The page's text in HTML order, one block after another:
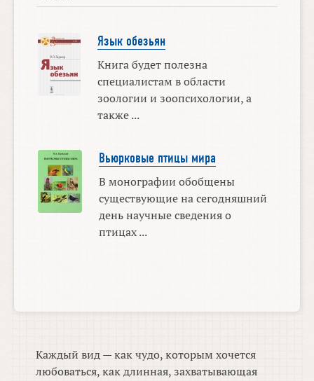
Язык обезьян
Книга будет полезна
специалистам в области
зоологии и зоопсихологии, а
также ...
Вьюрковые птицы мира
В монографии обобщены
существующие на сегодняшний
день научные сведения о
птицах ...
Каждый вид — как чудо, которым хочется
любоваться, как длинная, захватывающая